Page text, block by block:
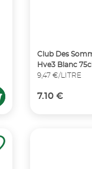
Club Des
Hve3 Blanc 75cl
9,47 €/LITRE
7.10 €